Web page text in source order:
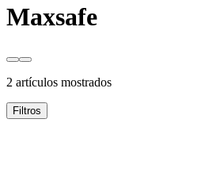
Maxsafe
2 artículos mostrados
Filtros